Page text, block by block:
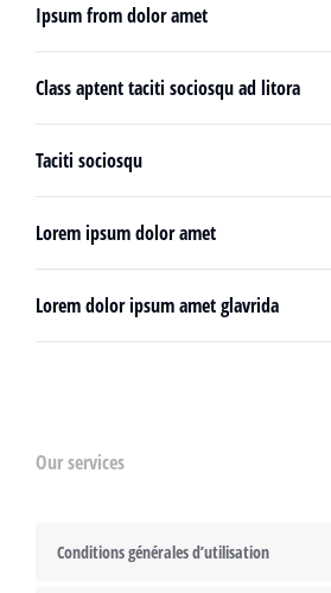
Ipsum from dolor amet
Class aptent taciti sociosqu ad litora
Taciti sociosqu
Lorem ipsum dolor amet
Lorem dolor ipsum amet glavrida
Our services
Conditions générales d’utilisation